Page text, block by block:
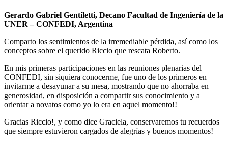
Gerardo Gabriel Gentiletti, Decano Facultad de Ingeniería de la
UNER– CONFEDI, Argentina
Comparto los sentimientos de la irremediable pérdida, así como los
conceptos sobre el querido Riccio que rescata Roberto.
En mis primeras participaciones en las reuniones plenarias del
CONFEDI, sin siquiera conocerme, fue uno de los primeros en
invitarme a desayunar a su mesa, mostrando que no ahorraba en
generosidad, en disposición a compartir sus conocimiento y a
orientar a novatos como yo lo era en aquel momento!!
Gracias Riccio!, y como dice Graciela, conservaremos tu recuerdos
que siempre estuvieron cargados de alegrías y buenos momentos!